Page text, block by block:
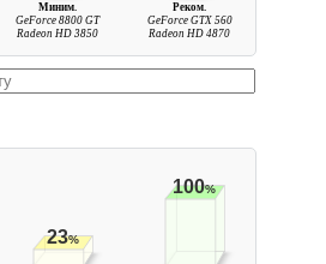
Миним.
GeForce 8800 GT
Radeon HD 3850
Реком.
GeForce GTX 560
Radeon HD 4870
23%
100%